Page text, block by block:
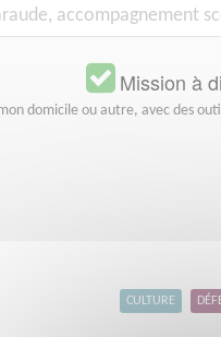
Mission à
domicile ou autre, avec des
CULTURE